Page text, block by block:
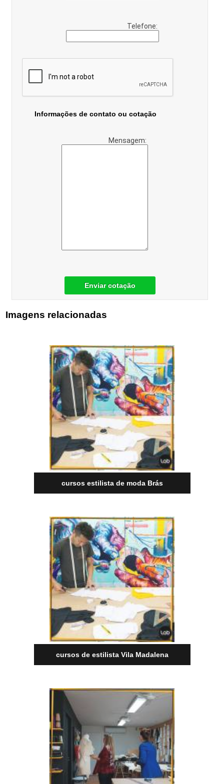
Telefone:
Informações de contato ou cotação
Mensagem:
Enviar cotação
Imagens relacionadas
cursos estilista de moda Brás
cursos de estilista Vila Madalena